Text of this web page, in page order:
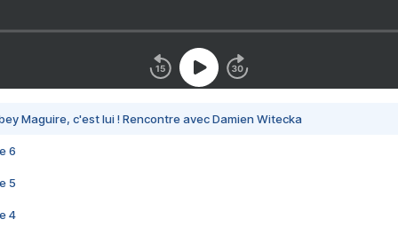
Maguire, c'est lui ! Rencontre avec Damien Witecka
6
5
4